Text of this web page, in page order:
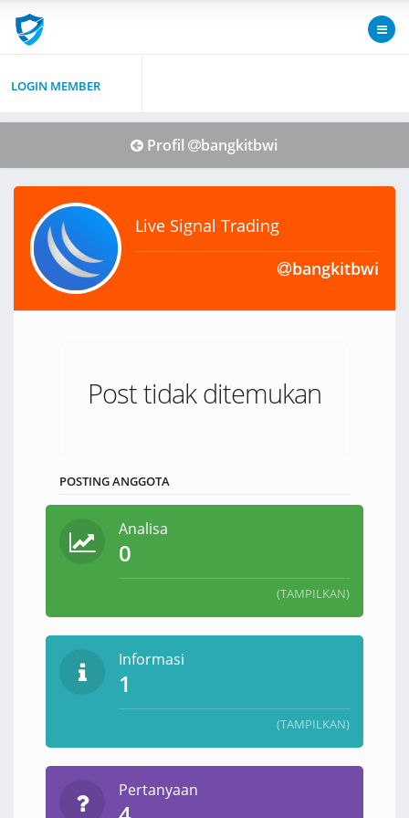
LOGIN MEMBER
Profil bangkitbwi
Live Signal Trading
bangkitbwi
Post tidak ditemukan
POSTING ANGGOTA
Analisa
0
(TAMPILKAN)
Informasi
1
(TAMPILKAN)
Pertanyaan